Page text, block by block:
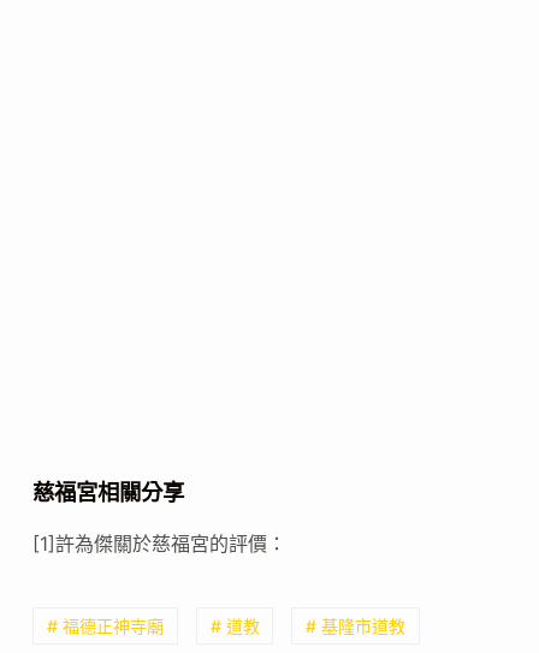
慈福宮相關分享
[1]許為傑關於慈福宮的評價：
# 福德正神寺廟 # 道教 # 基隆市道教